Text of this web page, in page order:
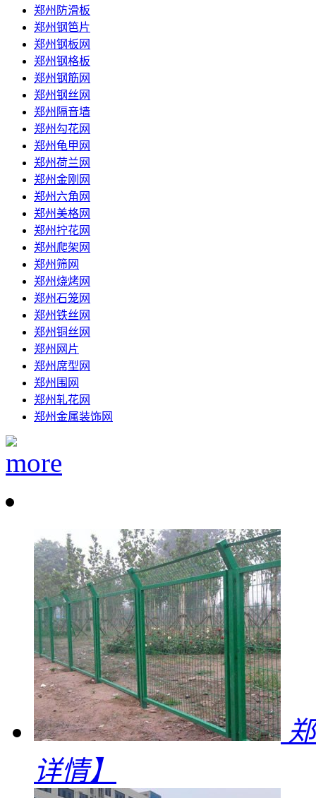
郑州防滑板
郑州钢笆片
郑州钢板网
郑州钢格板
郑州钢筋网
郑州钢丝网
郑州隔音墙
郑州勾花网
郑州龟甲网
郑州荷兰网
郑州金刚网
郑州六角网
郑州美格网
郑州拧花网
郑州爬架网
郑州筛网
郑州烧烤网
郑州石笼网
郑州铁丝网
郑州铜丝网
郑州网片
郑州席型网
郑州围网
郑州轧花网
郑州金属装饰网
详情】